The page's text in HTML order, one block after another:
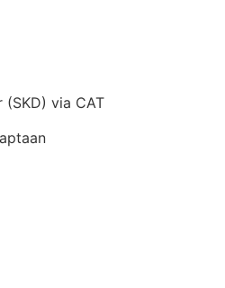
(SKD) via CAT